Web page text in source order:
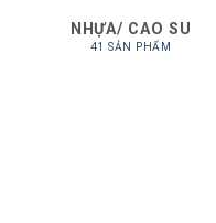
NHỰA/ CAO SU
41 SẢN PHẨM